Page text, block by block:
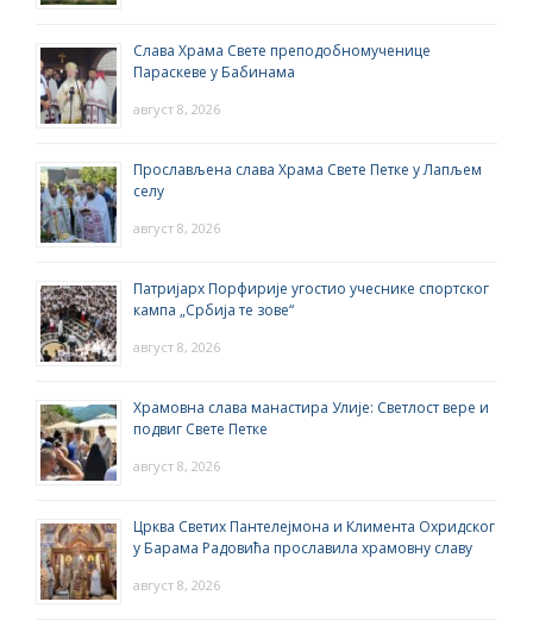
Слава Храма Свете преподобномученице
Параскеве у Бабинама
август 8, 2026
Прослављена слава Храма Свете Петке у Лапљем
селу
август 8, 2026
Патријарх Порфирије угостио учеснике спортског
кампа „Србија те зове“
август 8, 2026
Храмовна слава манастира Улије: Светлост вере и
подвиг Свете Петке
август 8, 2026
Црква Светих Пантелејмона и Климента Охридског
у Барама Радовића прославила храмовну славу
август 8, 2026